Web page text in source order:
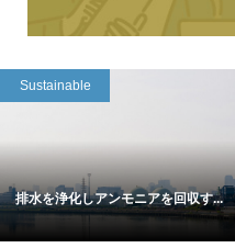
Sustainable
排水を浄化しアンモニアを回収す...